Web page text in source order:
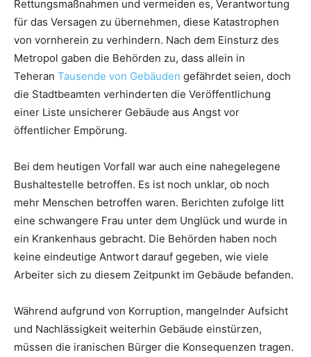
Rettungsmaßnahmen und vermeiden es, Verantwortung
für das Versagen zu übernehmen, diese Katastrophen
von vornherein zu verhindern. Nach dem Einsturz des
Metropol gaben die Behörden zu, dass allein in
Teheran Tausende von Gebäuden gefährdet seien, doch
die Stadtbeamten verhinderten die Veröffentlichung
einer Liste unsicherer Gebäude aus Angst vor
öffentlicher Empörung.
Bei dem heutigen Vorfall war auch eine nahegelegene
Bushaltestelle betroffen. Es ist noch unklar, ob noch
mehr Menschen betroffen waren. Berichten zufolge litt
eine schwangere Frau unter dem Unglück und wurde in
ein Krankenhaus gebracht. Die Behörden haben noch
keine eindeutige Antwort darauf gegeben, wie viele
Arbeiter sich zu diesem Zeitpunkt im Gebäude befanden.
Während aufgrund von Korruption, mangelnder Aufsicht
und Nachlässigkeit weiterhin Gebäude einstürzen,
müssen die iranischen Bürger die Konsequenzen tragen.